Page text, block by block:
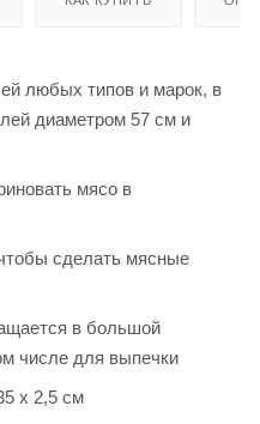
любых типов и марок, в
диаметром 57 см и
мясо в
сделать мясные
в большой
числе для выпечки
х 2,5 см